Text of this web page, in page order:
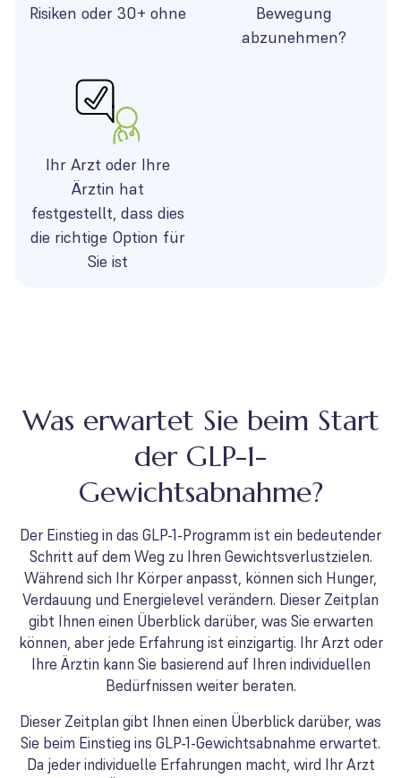
Risiken oder 30+ ohne
Bewegung
abzunehmen?
Ihr Arzt oder Ihre
Ärztin hat
festgestellt, dass dies
die richtige Option für
Sie ist
Was erwartet Sie beim Start
der GLP-1-
Gewichtsabnahme?
Der Einstieg in das GLP-1-Programm ist ein bedeutender
Schritt auf dem Weg zu Ihren Gewichtsverlustzielen.
Während sich Ihr Körper anpasst, können sich Hunger,
Verdauung und Energielevel verändern. Dieser Zeitplan
gibt Ihnen einen Überblick darüber, was Sie erwarten
können, aber jede Erfahrung ist einzigartig. Ihr Arzt oder
Ihre Ärztin kann Sie basierend auf Ihren individuellen
Bedürfnissen weiter beraten.
Dieser Zeitplan gibt Ihnen einen Überblick darüber, was
Sie beim Einstieg ins GLP-1-Gewichtsabnahme erwartet.
Da jeder individuelle Erfahrungen macht, wird Ihr Arzt